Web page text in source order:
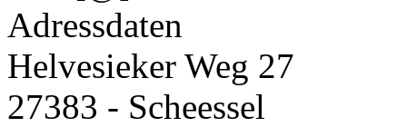
Adressdaten
Helvesieker Weg 27
27383 - Scheessel